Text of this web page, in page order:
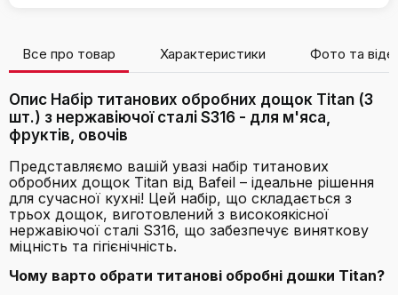
Все про товар Характеристики Фото та
Опис Набір титанових обробних дощок Titan (3
шт.) з нержавіючої сталі S316 - для м'яса,
фруктів, овочів
Представляємо вашій увазі набір титанових
обробних дощок Titan від Bafeil – ідеальне рішення
для сучасної кухні! Цей набір, що складається з
трьох дощок, виготовлений з високоякісної
нержавіючої сталі S316, що забезпечує виняткову
міцність та гігієнічність.
Чому варто обрати титанові обробні дошки Titan?